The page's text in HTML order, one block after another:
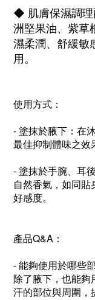
◆ 肌膚保濕調
洲堅果油、紫草
濕柔潤、舒緩敏
用。
使用方式：
- 塗抹於腋下：在
最佳抑制體味之效
- 塗抹於手腕、耳
自然香氣，如同
好感度。
產品Q&A：
- 能夠使用於哪些
除了腋下，也能夠
汗的部位與周圍，